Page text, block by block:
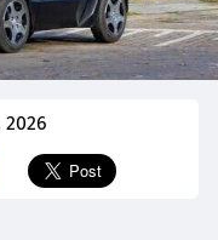
2026